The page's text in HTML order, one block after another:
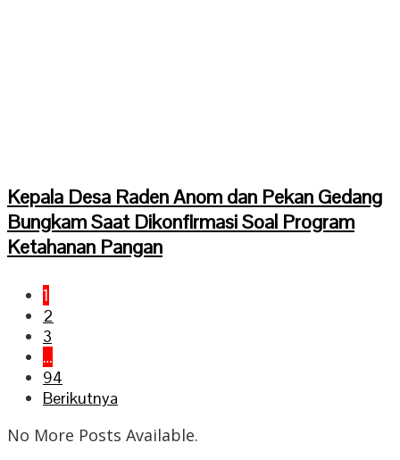
Kepala Desa Raden Anom dan Pekan Gedang
Bungkam Saat Dikonfirmasi Soal Program
Ketahanan Pangan
1
2
3
…
94
Berikutnya
No More Posts Available.